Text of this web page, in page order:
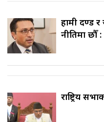
हामी दण्ड र
नीतिमा छौँ :
राष्ट्रिय